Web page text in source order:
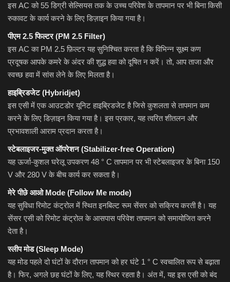
इस AC को 55 डिग्री सेल्सियस तक के उच्च परिवेश के तापमान पर भी बिना किसी
रुकावट के कार्य करने के लिए डिज़ाइन किया गया है।
पीएम 2.5 फिल्टर (PM 2.5 Filter)
इस AC का PM 2.5 फ़िल्टर यह सुनिश्चित करता है कि विभिन्न सूक्ष्म कण
प्रदूषक आपके कमरे के अंदर की शुद्ध हवा को दूषित न करें। तो, आप ताजा और
स्वच्छ हवा में सांस लेने के लिए मिलता है।
हाइब्रिडजेट (Hybridjet)
इस एसी में एक आउटडोर यूनिट हाइब्रिडजेट है जिसे कुशलता से तापमान कम
करने के लिए डिज़ाइन किया गया है। इस प्रकार, यह त्वरित शीतलन और
प्रभावशाली आराम प्रदान करता है।
स्टेबलाइजर-मुक्त ऑपरेशन (Stabilizer-free Operation)
यह ऊर्जा-कुशल घरेलू उपकरण 48 ° C तापमान पर भी स्टेबलाइजर के बिना 150
V और 280 V के बीच कार्य कर सकता है।
मेरे पीछे आओ Mode (Follow Me mode)
यह सुविधा रिमोट कंट्रोल में स्थित इनबिल्ट रूम सेंसर को सक्रिय करती है। यह
सेंसर एसी को रिमोट कंट्रोल के आसपास परिवेश तापमान को समायोजित करने
देता है।
स्लीप मोड (Sleep Mode)
यह मोड पहले दो घंटों के दौरान तापमान को हर घंटे 1 ° C स्वचालित रूप से बढ़ाता
है। फिर, अगले छह घंटों के लिए, यह स्थिर रहता है। अंत में, यह इस एसी को बंद